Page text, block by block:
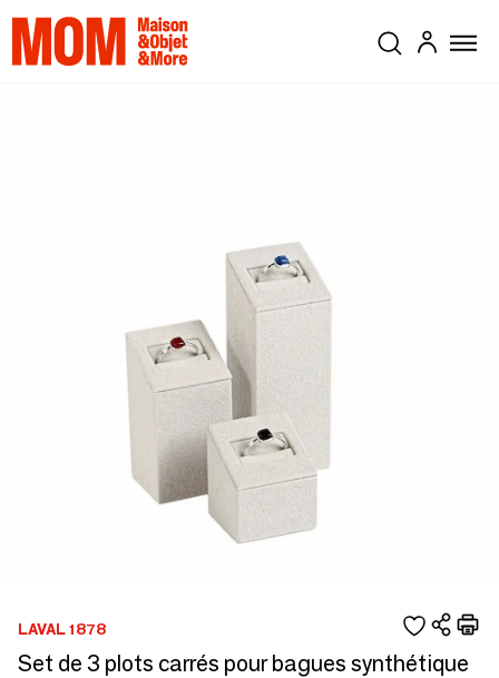
LAVAL 1878
Set de 3 plots carrés pour bagues synthétique